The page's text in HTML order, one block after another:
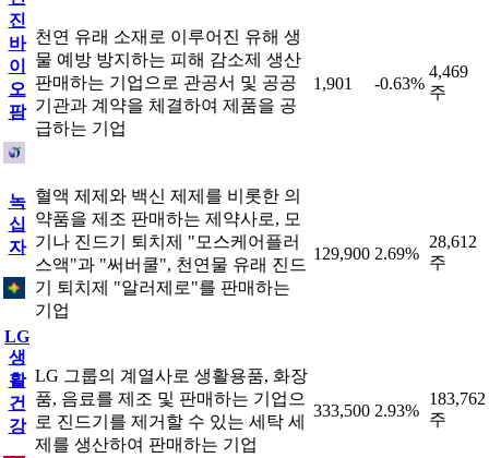
진
바
이
오
팜
천연 유래 소재로 이루어진 유해 생
물 예방 방지하는 피해 감소제 생산
판매하는 기업으로 관공서 및 공공
기관과 계약을 체결하여 제품을 공
급하는 기업
1,901 -0.63%
4,469
주
녹
십
자
혈액 제제와 백신 제제를 비롯한 의
약품을 제조 판매하는 제약사로, 모
기나 진드기 퇴치제 "모스케어플러
스액"과 "써버쿨", 천연물 유래 진드
기 퇴치제 "알러제로"를 판매하는
기업
129,900 2.69%
28,612
주
LG
생
활
건
강
LG 그룹의 계열사로 생활용품, 화장
품, 음료를 제조 및 판매하는 기업으
로 진드기를 제거할 수 있는 세탁 세
제를 생산하여 판매하는 기업
333,500 2.93%
183,762
주